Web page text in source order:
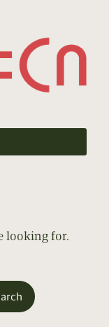
looking for.